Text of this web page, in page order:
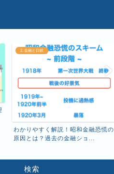
2. 金融と日銀
わかりやすく解説！昭和金融恐慌の
原因とは？過去の金融ショ...
検索